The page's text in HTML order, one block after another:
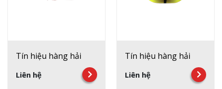
Tín hiệu hàng hải
Liên hệ
Tín hiệu hàng hải
Liên hệ